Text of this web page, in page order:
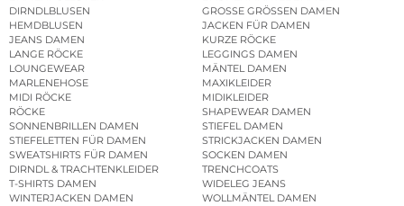
DIRNDLBLUSEN
GROSSE GRÖSSEN DAMEN
HEMDBLUSEN
JACKEN FÜR DAMEN
JEANS DAMEN
KURZE RÖCKE
LANGE RÖCKE
LEGGINGS DAMEN
LOUNGEWEAR
MÄNTEL DAMEN
MARLENEHOSE
MAXIKLEIDER
MIDI RÖCKE
MIDIKLEIDER
RÖCKE
SHAPEWEAR DAMEN
SONNENBRILLEN DAMEN
STIEFEL DAMEN
STIEFELETTEN FÜR DAMEN
STRICKJACKEN DAMEN
SWEATSHIRTS FÜR DAMEN
SOCKEN DAMEN
DIRNDL & TRACHTENKLEIDER
TRENCHCOATS
T-SHIRTS DAMEN
WIDELEG JEANS
WINTERJACKEN DAMEN
WOLLMÄNTEL DAMEN